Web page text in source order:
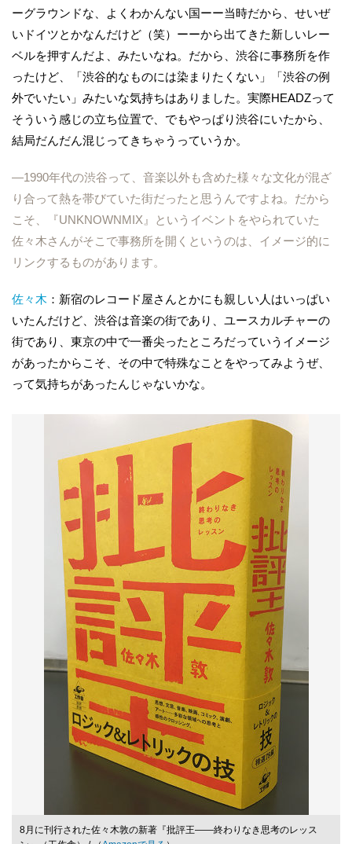
ーグラウンドな、よくわかんない国ーー当時だから、せいぜ
いドイツとかなんだけど（笑）ーーから出てきた新しいレー
ベルを押すんだよ、みたいなね。だから、渋谷に事務所を作
ったけど、「渋谷的なものには染まりたくない」「渋谷の例
外でいたい」みたいな気持ちはありました。実際HEADZって
そういう感じの立ち位置で、でもやっぱり渋谷にいたから、
結局だんだん混じってきちゃうっていうか。
―1990年代の渋谷って、音楽以外も含めた様々な文化が混ざ
り合って熱を帯びていた街だったと思うんですよね。だから
こそ、『UNKNOWNMIX』というイベントをやられていた
佐々木さんがそこで事務所を開くというのは、イメージ的に
リンクするものがあります。
佐々木 ：新宿のレコード屋さんとかにも親しい人はいっぱい
いたんだけど、渋谷は音楽の街であり、ユースカルチャーの
街であり、東京の中で一番尖ったところだっていうイメージ
があったからこそ、その中で特殊なことをやってみようぜ、
って気持ちがあったんじゃないかな。
8月に刊行された佐々木敦の新著『批評王——終わりなき思考のレッス